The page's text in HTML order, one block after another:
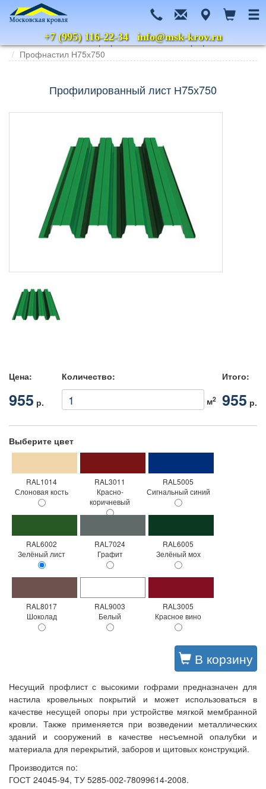
+7 (995) 116-22-34info@msk-krov.ru
Главная Каталог Профнастил
Металл Профиль
Профнастил Н75х750
Профилированный лист Н75х750
Цена:
955 р.
Количество:
м2
Итого:
955 р.
Выберите цвет
RAL1014
Слоновая кость
RAL3011
Красно-
коричневый
RAL5005
Сигнальный синий
RAL6002
Зелёный лист
RAL7024
Графит
RAL6005
Зелёный мох
RAL8017
Шоколад
RAL9003
Белый
RAL3005
Красное вино
В корзину
Несущий профлист с высокими гофрами предназначен для
настила кровельных покрытий и может использоваться в
качестве несущей опоры при устройстве мягкой мембранной
кровли. Также применяется при возведении металлических
зданий и сооружений в качестве несъемной опалубки и
материала для перекрытий, заборов и щитовых конструкций.
Производится по:
ГОСТ 24045-94, ТУ 5285-002-78099614-2008.